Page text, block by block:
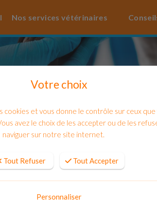
Nos services vétérinaires
du chien, du chat
Votre choix
cookies et vous donne le contrôle sur ceux que
avez le choix de les accepter ou de les
naviguer sur notre site internet.
Tout Refuser Tout Accepter
Personnaliser